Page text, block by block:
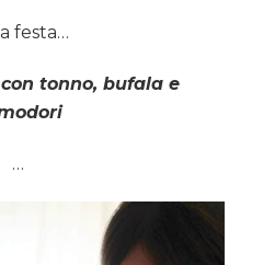
festa…
tonno, bufala e
…